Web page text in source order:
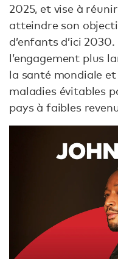
2025, et vise à
atteindre son
d’enfants d’ici
l’engagement plus
la santé mondiale
maladies évitables
pays à faibles